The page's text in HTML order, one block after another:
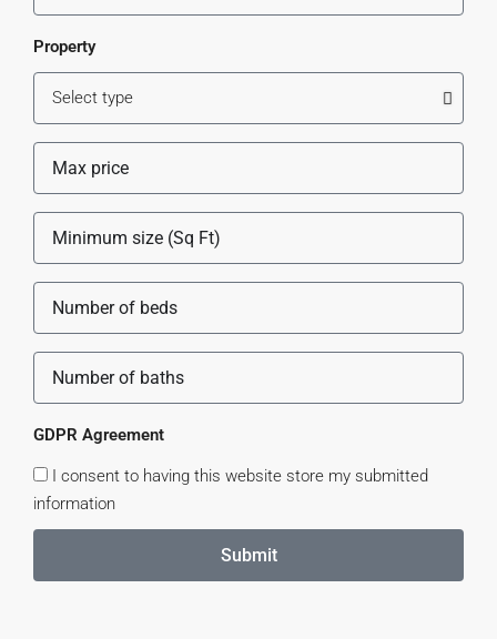
Property
GDPR Agreement
I consent to having this website store my submitted
information
Submit